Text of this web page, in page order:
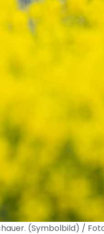
(Symbolbild) /